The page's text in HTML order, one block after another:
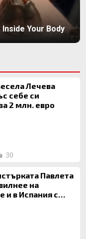
Your Body
Лечева
себе си
2 млн. евро
30
Павлета
на
и в Испания с